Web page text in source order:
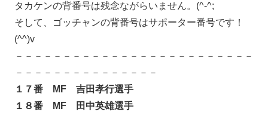
タカケンの背番号は残念ながらいません。(^-^;
そして、ゴッチャンの背番号はサポーター番号です！
(^^)v
－－－－－－－－－－－－－－－－－－－－－－－－－
－－－－－－－－－－－－－－－
１７番 MF 吉田孝行選手
１８番 MF 田中英雄選手